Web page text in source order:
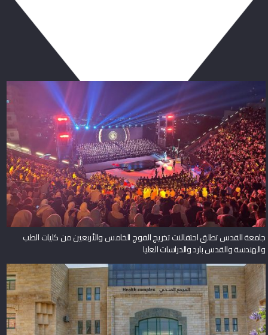
جامعة القدس تطلق احتفالات تخريج الفوج الخامس والأربعين من كليات الطب
والهندسة والقدس بارد والدراسات العليا